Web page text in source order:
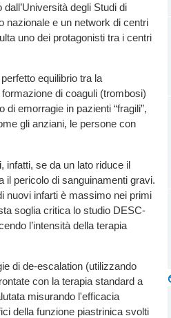
degli Studi di
nazionale e un network di centri
uno dei protagonisti tra i centri
equilibrio tra la
di coaguli (trombosi)
emorragie in pazienti “fragili”,
gli anziani, le persone con
infatti, se da un lato riduce il
il pericolo di sanguinamenti gravi.
nuovi infarti è massimo nei primi
soglia critica lo studio DESC-
l’intensità della terapia
di de-escalation (utilizzando
con la terapia standard a
misurando l'efficacia
della funzione piastrinica svolti